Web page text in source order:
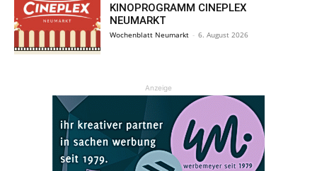
KINOPROGRAMM CINEPLEX
NEUMARKT
Wochenblatt Neumarkt - 6. August 2026
Anzeige